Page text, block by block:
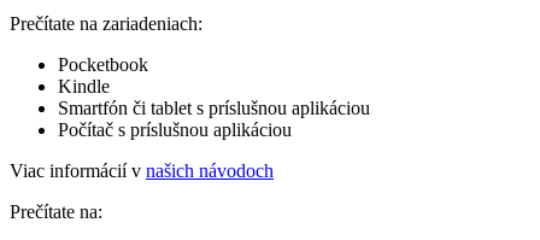
Prečítate na zariadeniach:
Pocketbook
Kindle
Smartfón či tablet s príslušnou aplikáciou
Počítač s príslušnou aplikáciou
Viac informácií v našich návodoch
Prečítate na: